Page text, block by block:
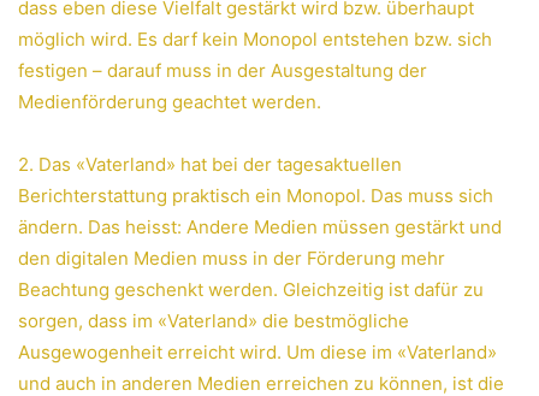
dass eben diese Vielfalt gestärkt wird bzw. überhaupt
möglich wird. Es darf kein Monopol entstehen bzw. sich
festigen – darauf muss in der Ausgestaltung der
Medienförderung geachtet werden.
2. Das «Vaterland» hat bei der tagesaktuellen
Berichterstattung praktisch ein Monopol. Das muss sich
ändern. Das heisst: Andere Medien müssen gestärkt und
den digitalen Medien muss in der Förderung mehr
Beachtung geschenkt werden. Gleichzeitig ist dafür zu
sorgen, dass im «Vaterland» die bestmögliche
Ausgewogenheit erreicht wird. Um diese im «Vaterland»
und auch in anderen Medien erreichen zu können, ist die